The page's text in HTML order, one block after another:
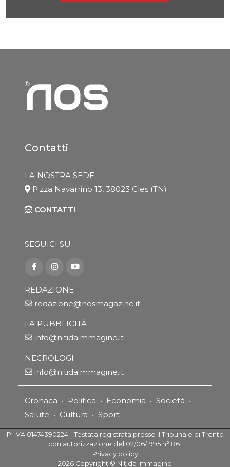
Contatti
LA NOSTRA SEDE
P.zza Navarrino 13, 38023 Cles (TN)
CONTATTI
SEGUICI SU
REDAZIONE
redazione@nosmagazine.it
LA PUBBLICITÀ
info@nitidaimmagine.it
NECROLOGI
info@nitidaimmagine.it
Cronaca • Politica • Economia • Società •
Salute • Cultura • Sport
P. IVA 01474390224 - Testata registrata presso il Tribunale di Trento
con autorizzazione del 02/06/1995 n° 861
Privacy policy
2026 Copyright © Nitida Immagine